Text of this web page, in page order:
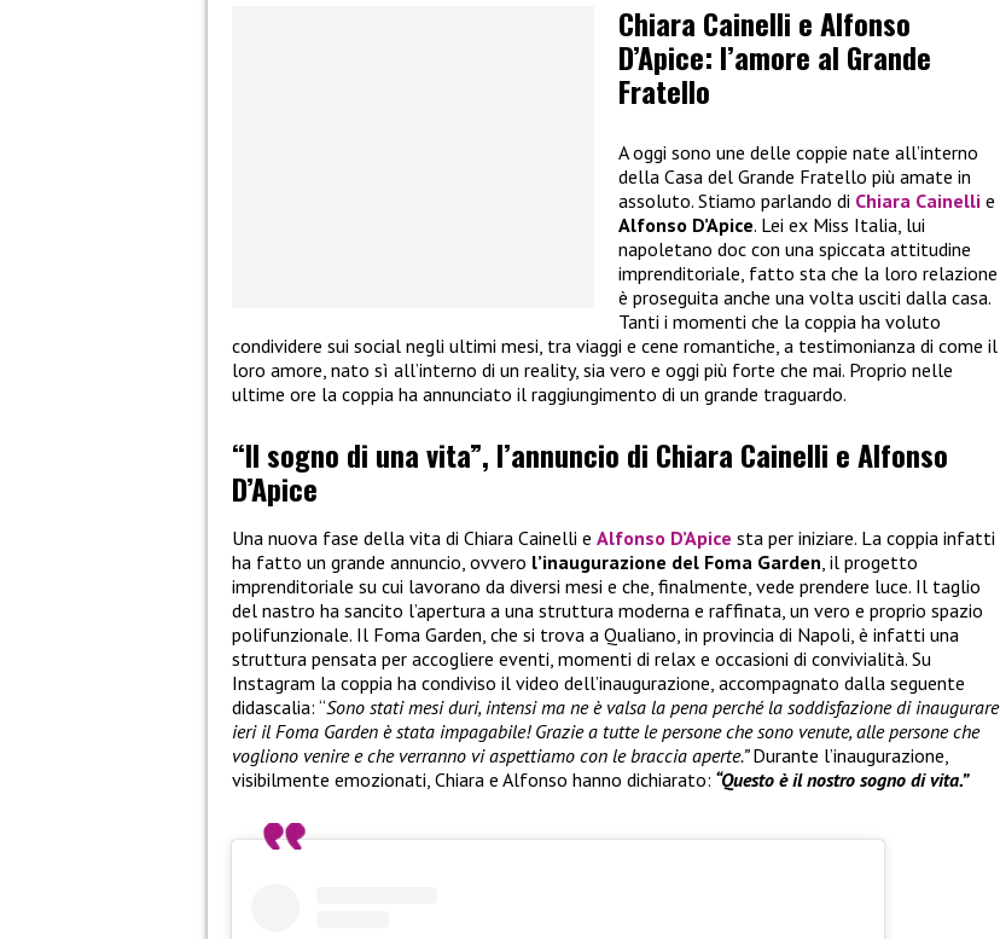
Chiara Cainelli e Alfonso
D’Apice: l’amore al Grande
Fratello
A oggi sono une delle coppie nate all’interno
della Casa del Grande Fratello più amate in
assoluto. Stiamo parlando di Chiara Cainelli e
Alfonso D’Apice. Lei ex Miss Italia, lui
napoletano doc con una spiccata attitudine
imprenditoriale, fatto sta che la loro relazione
è proseguita anche una volta usciti dalla casa.
Tanti i momenti che la coppia ha voluto
condividere sui social negli ultimi mesi, tra viaggi e cene romantiche, a testimonianza di come il
loro amore, nato sì all’interno di un reality, sia vero e oggi più forte che mai. Proprio nelle
ultime ore la coppia ha annunciato il raggiungimento di un grande traguardo.
“Il sogno di una vita”, l’annuncio di Chiara Cainelli e Alfonso
D’Apice
Una nuova fase della vita di Chiara Cainelli e Alfonso D’Apice sta per iniziare. La coppia infatti
ha fatto un grande annuncio, ovvero l’inaugurazione del Foma Garden, il progetto
imprenditoriale su cui lavorano da diversi mesi e che, finalmente, vede prendere luce. Il taglio
del nastro ha sancito l’apertura a una struttura moderna e raffinata, un vero e proprio spazio
polifunzionale. Il Foma Garden, che si trova a Qualiano, in provincia di Napoli, è infatti una
struttura pensata per accogliere eventi, momenti di relax e occasioni di convivialità. Su
Instagram la coppia ha condiviso il video dell’inaugurazione, accompagnato dalla seguente
didascalia: “Sono stati mesi duri, intensi ma ne è valsa la pena perché la soddisfazione di inaugurare
ieri il Foma Garden è stata impagabile! Grazie a tutte le persone che sono venute, alle persone che
vogliono venire e che verranno vi aspettiamo con le braccia aperte.”Durante l’inaugurazione,
visibilmente emozionati, Chiara e Alfonso hanno dichiarato: “Questo è il nostro sogno di vita.”